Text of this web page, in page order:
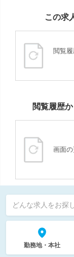
この求
閲覧
閲覧履歴
画面
どんな求人をお探
勤務地・本社